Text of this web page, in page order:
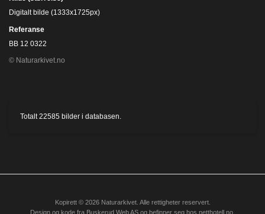
Digitalt bilde (1333x1725px)
Referanse
BB 12 0322
© Naturarkivet.no
Totalt22585 bilder i databasen.
Kopirett © 2026 Naturarkivet. Alle rettigheter reservert.
Design og kode fra Buskerud Web AS og befinner seg hos netthotell.no